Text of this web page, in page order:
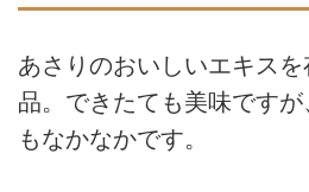
あさりのおいしいエキス
品。できたても美味です
もなかなかです。